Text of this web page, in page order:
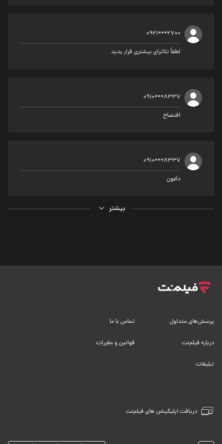
0921***2700
لطفاً تئاترای بیشتری قرار بدید
0910***8337
افتضاح
0910***8337
داغون
بیشتر
دریافت اپلیکیشن های فیلم‌نت
پرسش‌های متداول تماس با ما
درباره فیلم‌نت قوانین و مقررات
تبلیغات